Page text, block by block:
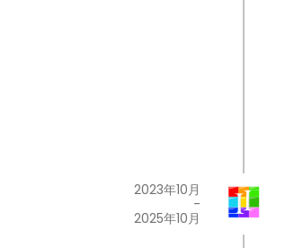
2023年10月
-
2025年10月